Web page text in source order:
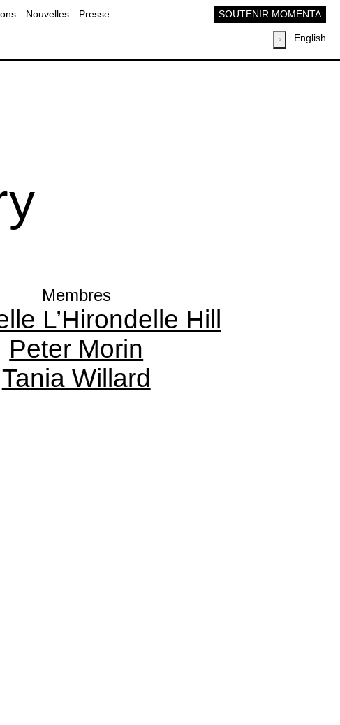
Nouvelles Presse SOUTENIR MOMENTA
English
Membres
L’Hirondelle Hill
Peter Morin
Tania Willard